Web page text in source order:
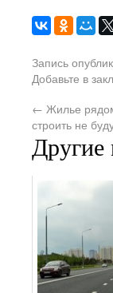
Запись
Добавьте в
← Жилье
строить не
Другие